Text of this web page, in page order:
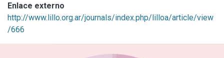
Enlace externo
http://www.lillo.org.ar/journals/index.php/lilloa/article/view
/666